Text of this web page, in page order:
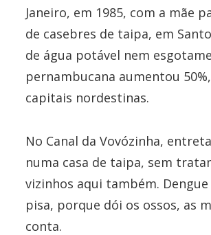
Janeiro, em 1985, com a mãe
de casebres de taipa, em
de água potável nem
pernambucana aumentou
capitais nordestinas.
No Canal da Vovózinha,
numa casa de taipa, sem
vizinhos aqui também.
pisa, porque dói os ossos, as
conta.